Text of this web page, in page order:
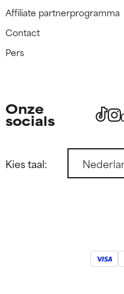
Affiliate partnerprogramma
Contact
Pers
Onze
socials
Kies taal: